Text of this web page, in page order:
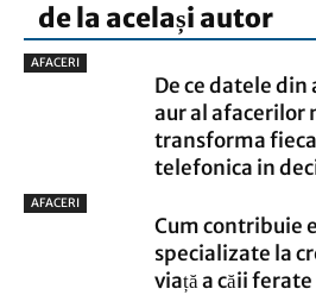
de la același autor
AFACERI
De ce datele
aur al afacerilor
transforma
telefonica in
AFACERI
Cum contribuie
specializate la
viață a căii ferate